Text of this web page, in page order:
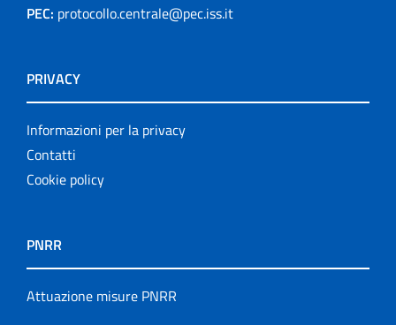
PEC: protocollo.centrale@pec.iss.it
PRIVACY
Informazioni per la privacy
Contatti
Cookie policy
PNRR
Attuazione misure PNRR